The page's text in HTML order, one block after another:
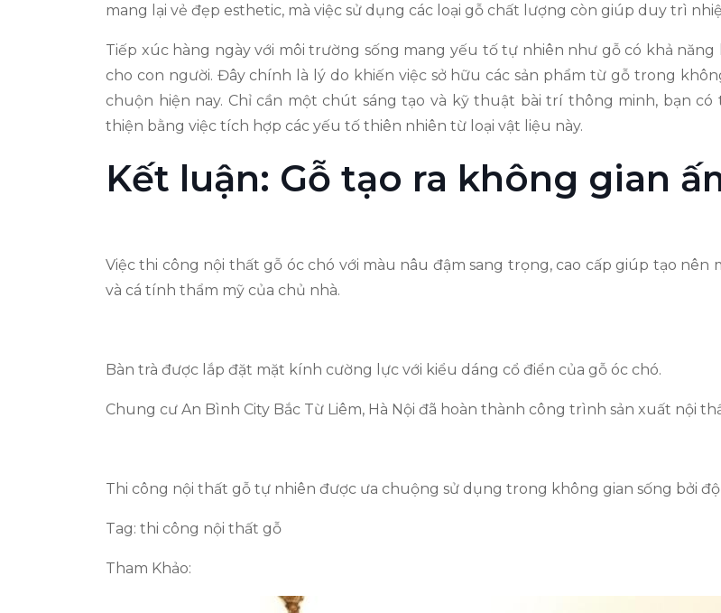
mang lại vẻ đẹp esthetic, mà việc sử dụng các loại gỗ chất lượng còn giúp duy trì
Tiếp xúc hàng ngày với môi trường sống mang yếu tố tự nhiên như gỗ có khả
cho con người. Đây chính là lý do khiến việc sở hữu các sản phẩm từ gỗ trong
chuộn hiện nay. Chỉ cần một chút sáng tạo và kỹ thuật bài trí thông minh, bạn
thiện bằng việc tích hợp các yếu tố thiên nhiên từ loại vật liệu này.
Kết luận: Gỗ tạo ra không gian
Việc thi công nội thất gỗ óc chó với màu nâu đậm sang trọng, cao cấp giúp tạo
và cá tính thẩm mỹ của chủ nhà.
Bàn trà được lắp đặt mặt kính cường lực với kiểu dáng cổ điển của gỗ óc chó.
Chung cư An Bình City Bắc Từ Liêm, Hà Nội đã hoàn thành công trình sản xuất nội
Thi công nội thất gỗ tự nhiên được ưa chuộng sử dụng trong không gian sống bởi
Tag: thi công nội thất gỗ
Tham Khảo: